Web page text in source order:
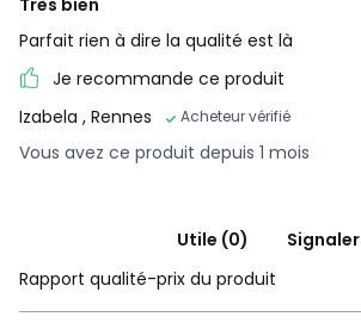
Très bien
Parfait rien à dire la qualité est là
Je recommande ce produit
Izabela , Rennes Acheteur vérifié
Vous avez ce produit depuis 1 mois
Utile (0)
Signaler
Rapport qualité-prix du produit